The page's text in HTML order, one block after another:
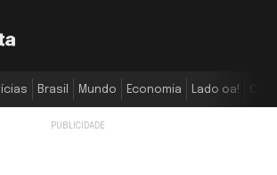
Brasil Mundo Economia Lado oa!